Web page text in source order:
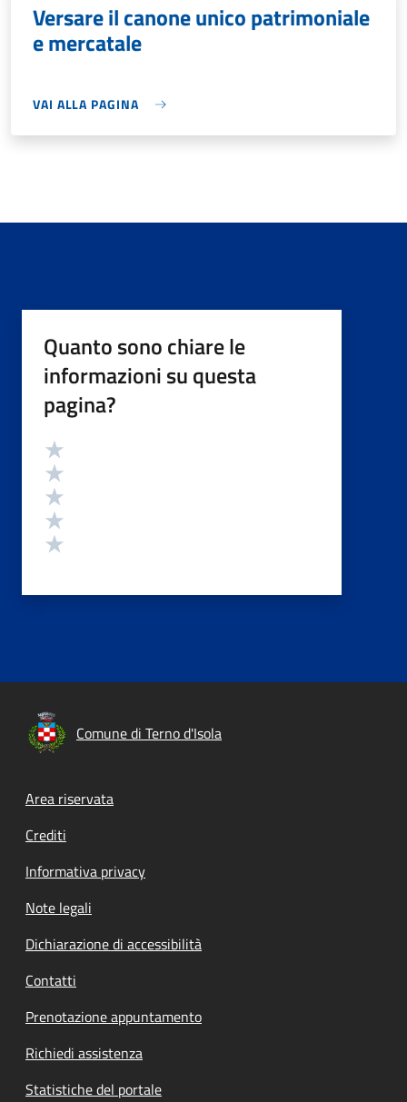
Versare il canone unico patrimoniale
e mercatale
VAI ALLA PAGINA
Quanto sono chiare le
informazioni su questa
pagina?
Valutazione
Comune di Terno d'Isola
Footer menu
Area riservata
Crediti
Informativa privacy
Note legali
Dichiarazione di accessibilità
Contatti
Prenotazione appuntamento
Richiedi assistenza
Statistiche del portale